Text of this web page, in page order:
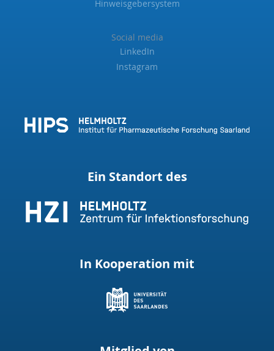
Hinweisgebersystem
Social media
LinkedIn
Instagram
Ein Standort des
In Kooperation mit